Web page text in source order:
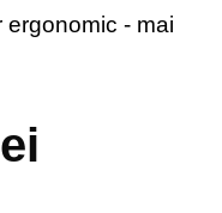
- mai